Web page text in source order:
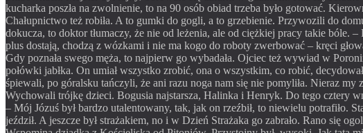
kucharka poszła na zwolnienie, to na 90 osób obiad trzeba było gotować.
Chałupnictwo też robiła. A to gumki do gogli, a to grzebienie. Przywozili do
dokucza, to doktor tłumaczy, że nie od leżenia, ale od ciężkiej pracy takie bóle.
plus dostają, chodzą z wózkami i nie ma kogo do roboty zwerbować – kręci
Gdy poznała swego męża, to najpierw go wybadała. Ojciec też wywiad w
połówki jabłka. On umiał wszystko zrobić, ona o wszystkim, co robić,
śpiewali, po góralsku tańczyli, że ani razu noga nam się nie pomyliła. Nieraz
Wychowali trójkę dzieci. Bogusia najstarsza, Halinka i Henryk. Do tego cztery
– Mój Józuś był bardzo utalentowany, tak, jak on rzeźbił, to niewielu potrafiło.
jeździł. A jeszcze był strażakiem, no i w Dzień Strażaka go zabrało. Rano się